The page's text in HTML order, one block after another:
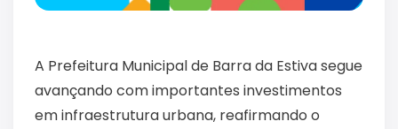
A Prefeitura Municipal de Barra da Estiva segue
avançando com importantes investimentos
em infraestrutura urbana, reafirmando o